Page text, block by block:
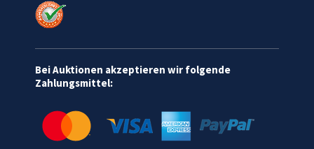
Bei Auktionen akzeptieren wir folgende
Zahlungsmittel: